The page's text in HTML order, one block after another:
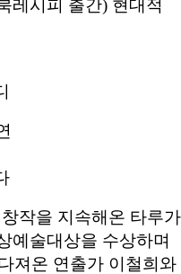
레시피 출간) 현대적
작을 지속해온 타루가
예술대상을 수상하며
져온 연출가 이철희와